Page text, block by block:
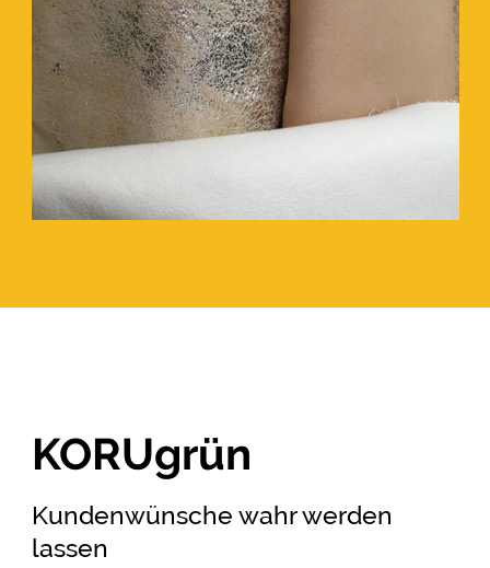
KORUgrün
Kundenwünsche wahr werden
lassen